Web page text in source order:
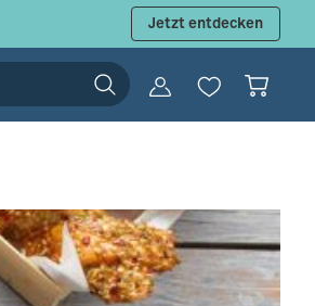
Jetzt entdecken